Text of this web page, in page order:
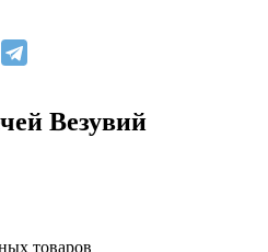
Везувий
товаров